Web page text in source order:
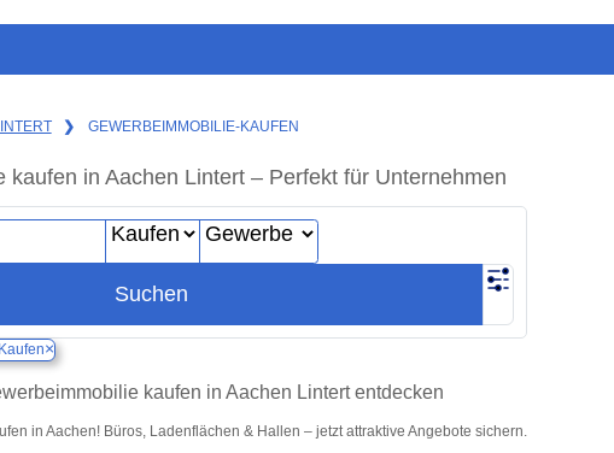
❯ GEWERBEIMMOBILIE-KAUFEN
kaufen in Aachen Lintert – Perfekt für Unternehmen
Suchen
×
kaufen in Aachen Lintert entdecken
in Aachen! Büros, Ladenflächen & Hallen – jetzt attraktive Angebote sichern.